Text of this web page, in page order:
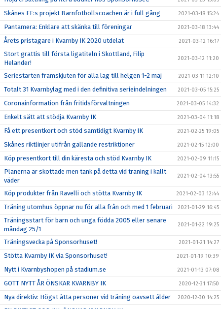
Skånes FF:s projekt Barnfotbollscoachen är i full gång 2021-03-18 15:24
Pantamera: Enklare att skänka till föreningar 2021-03-18 13:44
Årets pristagare i Kvarnby IK 2020 utdelat 2021-03-12 16:17
Stort grattis till första ligatiteln i Skottland, Filip
Helander!
2021-03-12 11:20
Seriestarten framskjuten för alla lag till helgen 1-2 maj 2021-03-11 12:10
Totalt 31 Kvarnbylag med i den definitiva serieindelningen 2021-03-05 15:25
Coronainformation från fritidsförvaltningen 2021-03-05 14:32
Enkelt sätt att stödja Kvarnby IK 2021-03-04 11:18
Få ett presentkort och stöd samtidigt Kvarnby IK 2021-02-25 19:05
Skånes riktlinjer utifrån gällande restriktioner 2021-02-15 12:00
Köp presentkort till din käresta och stöd Kvarnby IK 2021-02-09 11:15
Planerna är skottade men tänk på detta vid träning i kallt
väder
2021-02-04 13:55
Köp produkter från Ravelli och stötta Kvarnby IK 2021-02-03 12:44
Träning utomhus öppnar nu för alla från och med 1 februari 2021-01-29 16:45
Träningsstart för barn och unga födda 2005 eller senare
måndag 25/1
2021-01-22 19:25
Träningsvecka på Sponsorhuset! 2021-01-21 14:27
Stötta Kvarnby IK via Sponsorhuset! 2021-01-19 10:39
Nytt i Kvarnbyshopen på stadium.se 2021-01-13 07:08
GOTT NYTT ÅR ÖNSKAR KVARNBY IK 2020-12-31 17:50
Nya direktiv: Högst åtta personer vid träning oavsett ålder 2020-12-30 14:25